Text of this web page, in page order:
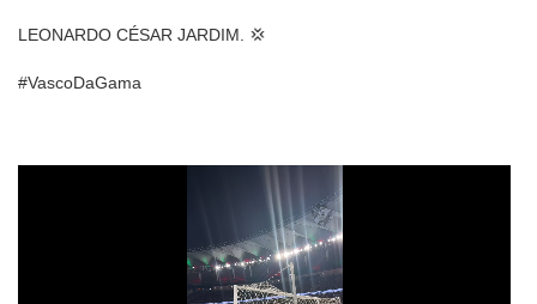
LEONARDO CÉSAR JARDIM. 💢
#VascoDaGama